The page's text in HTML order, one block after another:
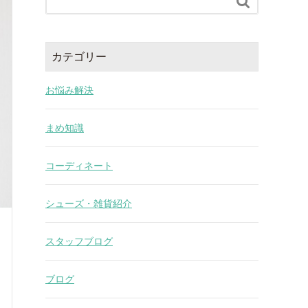
カテゴリー
お悩み解決
まめ知識
コーディネート
シューズ・雑貨紹介
スタッフブログ
ブログ